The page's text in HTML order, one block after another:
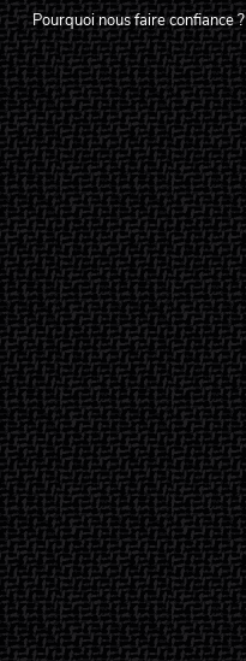
Pourquoi nous faire confiance ?